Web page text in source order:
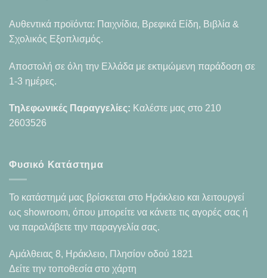
Αυθεντικά προϊόντα: Παιχνίδια, Βρεφικά Είδη, Βιβλία &
Σχολικός Εξοπλισμός.
Αποστολή σε όλη την Ελλάδα με εκτιμώμενη παράδοση σε
1-3 ημέρες.
Τηλεφωνικές Παραγγελίες: Καλέστε μας στο 210
2603526
Φυσικό Κατάστημα
Το κατάστημά μας βρίσκεται στο Ηράκλειο και λειτουργεί
ως showroom, όπου μπορείτε να κάνετε τις αγορές σας ή
να παραλάβετε την παραγγελία σας.
Αμάλθειας 8, Ηράκλειο, Πλησίον οδού 1821
Δείτε την τοποθεσία στο χάρτη